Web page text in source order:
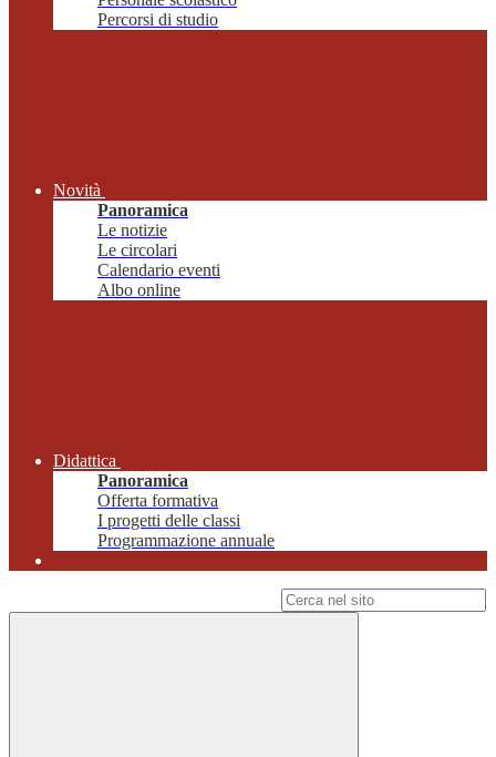
Percorsi di studio
Novità
Panoramica
Le notizie
Le circolari
Calendario eventi
Albo online
Didattica
Panoramica
Offerta formativa
I progetti delle classi
Programmazione annuale